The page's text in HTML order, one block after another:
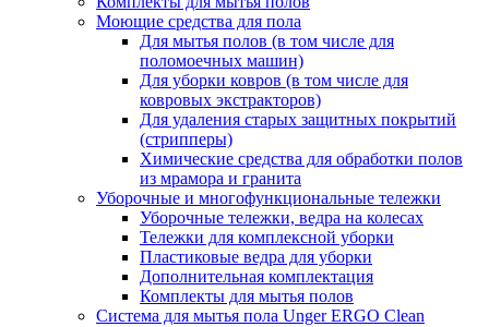
Моющие средства для пола
Для мытья полов (в том числе для
поломоечных машин)
Для уборки ковров (в том числе для
ковровых экстракторов)
Для удаления старых защитных покрытий
(стрипперы)
Химические средства для обработки полов
из мрамора и гранита
Уборочные и многофункциональные тележки
Уборочные тележки, ведра на колесах
Тележки для комплексной уборки
Пластиковые ведра для уборки
Дополнительная комплектация
Комплекты для мытья полов
Система для мытья пола Unger ERGO Clean